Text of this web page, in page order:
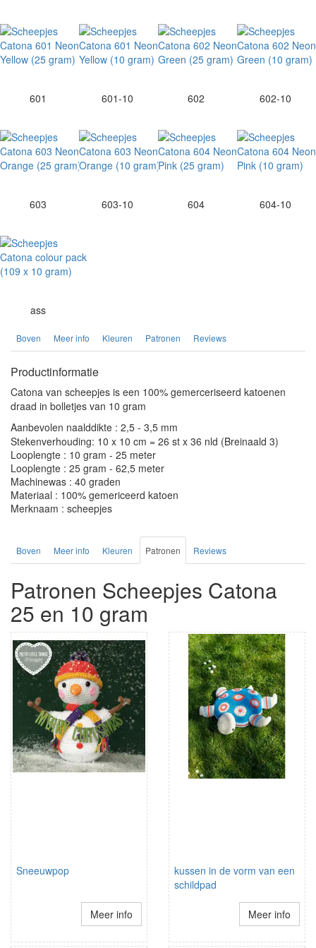
601 601-10 602 602-10
603 603-10 604 604-10
ass
Boven Meer info Kleuren Patronen Reviews
Productinformatie
Catona van scheepjes is een 100% gemerceriseerd katoenen
draad in bolletjes van 10 gram
Aanbevolen naalddikte : 2,5 - 3,5 mm
Stekenverhouding: 10 x 10 cm = 26 st x 36 nld (Breinaald 3)
Looplengte : 10 gram - 25 meter
Looplengte : 25 gram - 62,5 meter
Machinewas : 40 graden
Materiaal : 100% gemericeerd katoen
Merknaam : scheepjes
Boven Meer info Kleuren Patronen Reviews
Patronen Scheepjes Catona
25 en 10 gram
Sneeuwpop
Meer info
kussen in de vorm van een
schildpad
Meer info